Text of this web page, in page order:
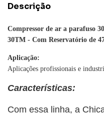
Descrição
Compressor de ar a parafuso
30TM - Com Reservatório de
Aplicação:
Aplicações profissionais e
Características:
Com essa linha, a